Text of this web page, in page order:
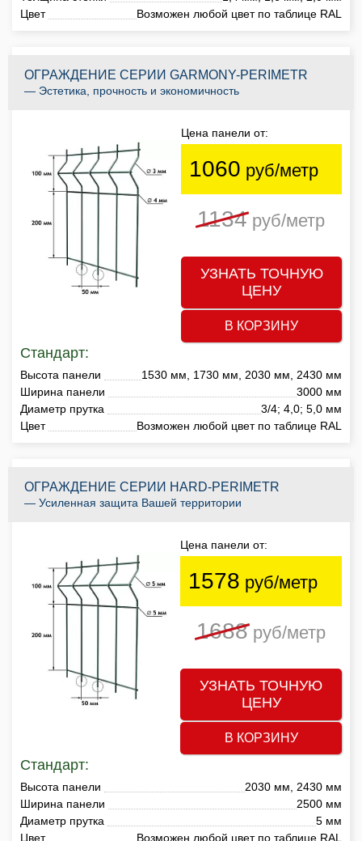
Цвет
Возможен любой цвет по таблице RAL
ОГРАЖДЕНИЕ СЕРИИ GARMONY-PERIMETR
— Эстетика, прочность и экономичность
Цена панели от:
1060 руб/метр
1134руб/метр
УЗНАТЬ ТОЧНУЮ
ЦЕНУ
В КОРЗИНУ
Стандарт:
Высота панели
1530 мм, 1730 мм, 2030 мм, 2430 мм
Ширина панели
3000 мм
Диаметр прутка
3/4; 4,0; 5,0 мм
Цвет
Возможен любой цвет по таблице RAL
ОГРАЖДЕНИЕ СЕРИИ HARD-PERIMETR
— Усиленная защита Вашей территории
Цена панели от:
1578 руб/метр
1688руб/метр
УЗНАТЬ ТОЧНУЮ
ЦЕНУ
В КОРЗИНУ
Стандарт:
Высота панели
2030 мм, 2430 мм
Ширина панели
2500 мм
Диаметр прутка
5 мм
Цвет
Возможен любой цвет по таблице RAL